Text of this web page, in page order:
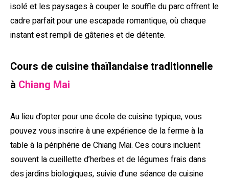
isolé et les paysages à couper le souffle du parc offrent le
cadre parfait pour une escapade romantique, où chaque
instant est rempli de gâteries et de détente.
Cours de cuisine thaïlandaise traditionnelle
à Chiang Mai
Au lieu d’opter pour une école de cuisine typique, vous
pouvez vous inscrire à une expérience de la ferme à la
table à la périphérie de Chiang Mai. Ces cours incluent
souvent la cueillette d’herbes et de légumes frais dans
des jardins biologiques, suivie d’une séance de cuisine